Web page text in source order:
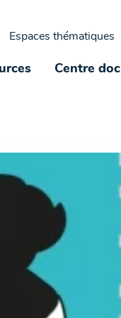
Espaces thématiques
Centre doc